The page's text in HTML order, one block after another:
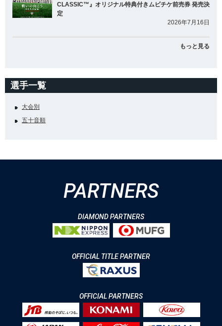
CLASSIC™』オリジナル特典付きムビチケ前売券 発売決
定
2026年7月16日
もっと見る
選手一覧
大会別
五十音順
PARTNERS
DIAMOND PARTNERS
OFFICIAL TITLE PARTNER
OFFICIAL PARTNERS